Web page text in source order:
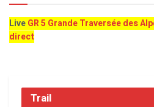
LiveGR 5 Grande Traversée des
direct
Trail